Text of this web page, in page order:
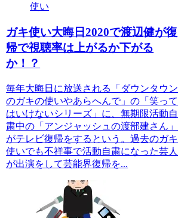
使い
ガキ使い大晦日2020で渡辺健が復
帰で視聴率は上がるか下がる
か！？
毎年大晦日に放送される「ダウンタウン
のガキの使いやあらへんで」の「笑って
はいけないシリーズ」に、無期限活動自
粛中の「アンジャッシュの渡部建さん」
がテレビ復帰をするという。過去のガキ
使いでも不祥事で活動自粛になった芸人
が出演をして芸能界復帰を...